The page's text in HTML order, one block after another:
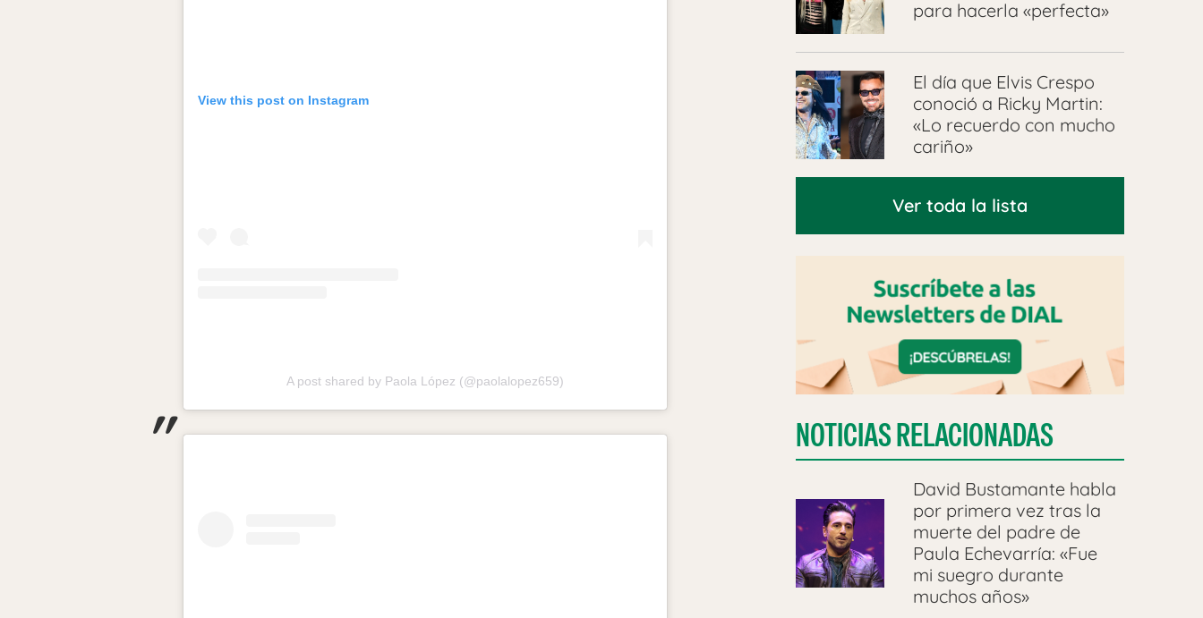
View this post on Instagram
A post shared by Paola López (@paolalopez659)
para hacerla «perfecta»
El día que Elvis Crespo
conoció a Ricky Martin:
«Lo recuerdo con mucho
cariño»
Ver toda la lista
NOTICIAS RELACIONADAS
David Bustamante habla
por primera vez tras la
muerte del padre de
Paula Echevarría: «Fue
mi suegro durante
muchos años»